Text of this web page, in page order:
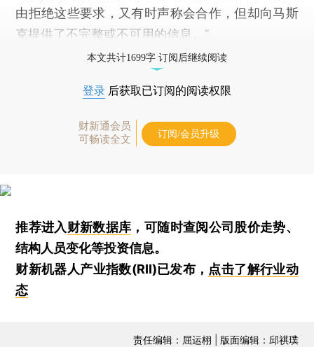
由拒绝这些要求，又有时声称会合作，但却向马斯
克提供了不完整或不可用的信息。”
本文共计1699字 订阅后继续阅读
登录 后获取已订阅的阅读权限
财新通会员
可畅读全文
订阅/会员升级
推荐进入财新数据库 ，可随时查阅公司股价走势、
结构人员变化等投资信息。
财新机器人产业指数(RII)已发布， 点击了解行业动
态
责任编辑：屈运栩 | 版面编辑：邱祺璞